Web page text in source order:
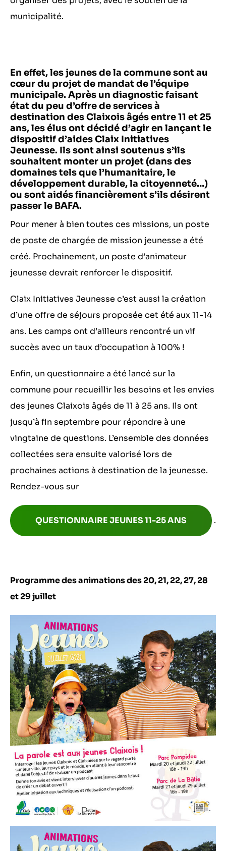
municipalité.
En effet, les jeunes de la commune sont au
cœur du projet de mandat de l’équipe
municipale. Après un diagnostic faisant
état du peu d’offre de services à
destination des Claixois âgés entre 11 et 25
ans, les élus ont décidé d’agir en lançant le
dispositif d’aides Claix Initiatives
Jeunesse. Ils sont ainsi soutenus s’ils
souhaitent monter un projet (dans des
domaines tels que l’humanitaire, le
développement durable, la citoyenneté…)
ou sont aidés financièrement s’ils désirent
passer le BAFA.
Pour mener à bien toutes ces missions, un poste
de poste de chargée de mission jeunesse a été
créé. Prochainement, un poste d’animateur
jeunesse devrait renforcer le dispositif.
Claix Initiatives Jeunesse c’est aussi la création
d’une offre de séjours proposée cet été aux 11-14
ans. Les camps ont d’ailleurs rencontré un vif
succès avec un taux d’occupation à 100% !
Enfin, un questionnaire a été lancé sur la
commune pour recueillir les besoins et les envies
des jeunes Claixois âgés de 11 à 25 ans. Ils ont
jusqu’à fin septembre pour répondre à une
vingtaine de questions. L’ensemble des données
collectées sera ensuite valorisé lors de
prochaines actions à destination de la jeunesse.
Rendez-vous sur
QUESTIONNAIRE JEUNES 11-25 ANS .
Programme des animations des 20, 21, 22, 27, 28
et 29 juillet